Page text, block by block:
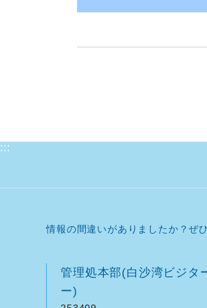
:::
情報の間違いがありましたか？ぜ
管理処本部(白沙湾ビジタ
ー)